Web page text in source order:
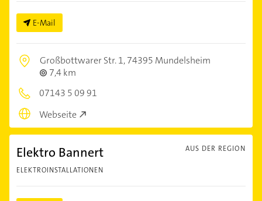
E-Mail
Großbottwarer Str. 1,74395 Mundelsheim
7,4 km
07143 5 09 91
Webseite
AUS DER REGION
Elektro Bannert
ELEKTROINSTALLATIONEN